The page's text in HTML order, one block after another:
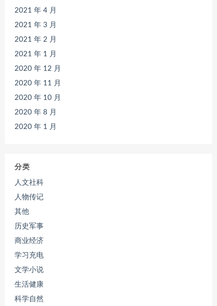
2021 年 4 月
2021 年 3 月
2021 年 2 月
2021 年 1 月
2020 年 12 月
2020 年 11 月
2020 年 10 月
2020 年 8 月
2020 年 1 月
分类
人文社科
人物传记
其他
历史军事
商业经济
学习充电
文学小说
生活健康
科学自然